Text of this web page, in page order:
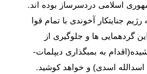
اسلامی دردسرساز بوده اند.
جنایتکار آخوندی با تمام قوا
گردهمایی ها و جلوگیری از
به بمبگذاری دیپلمات-
اسدی) و خواهد کوشید.